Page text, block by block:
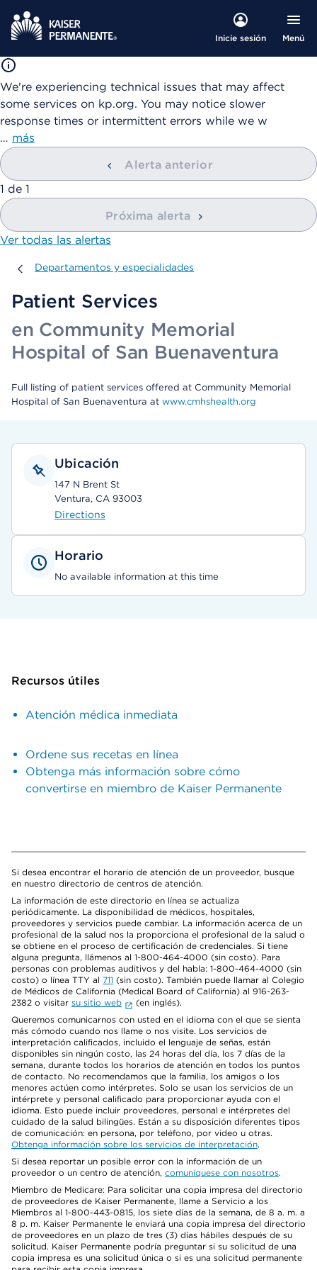
Inicie sesión Menú
We're experiencing technical issues that may affect
some services on kp.org. You may notice slower
response times or intermittent errors while we w
… más
Alerta anterior
mostrando
1 de 1
Próxima alerta
Ver todas las alertas
Departamentos y especialidades
Departamentos y especialidades
Patient Services
en Community Memorial
Hospital of San Buenaventura
Full listing of patient services offered at Community Memorial
Hospital of San Buenaventura at www.cmhshealth.org
Ubicación
147 N Brent St
Ventura, CA 93003
Directions
Horario
No available information at this time
Recursos útiles
Atención médica inmediata
Ordene sus recetas en línea
Obtenga más información sobre cómo
convertirse en miembro de Kaiser Permanente
Si desea encontrar el horario de atención de un proveedor, busque
en nuestro directorio de centros de atención.
La información de este directorio en línea se actualiza
periódicamente. La disponibilidad de médicos, hospitales,
proveedores y servicios puede cambiar. La información acerca de un
profesional de la salud nos la proporciona el profesional de la salud o
se obtiene en el proceso de certificación de credenciales. Si tiene
alguna pregunta, llámenos al 1-800-464-4000 (sin costo). Para
personas con problemas auditivos y del habla: 1-800-464-4000 (sin
costo) o línea TTY al 711 (sin costo). También puede llamar al Colegio
de Médicos de California (Medical Board of California) al 916-263-
2382 o visitar su sitio web
(en inglés).
Queremos comunicarnos con usted en el idioma con el que se sienta
más cómodo cuando nos llame o nos visite. Los servicios de
interpretación calificados, incluido el lenguaje de señas, están
disponibles sin ningún costo, las 24 horas del día, los 7 días de la
semana, durante todos los horarios de atención en todos los puntos
de contacto. No recomendamos que la familia, los amigos o los
menores actúen como intérpretes. Solo se usan los servicios de un
intérprete y personal calificado para proporcionar ayuda con el
idioma. Esto puede incluir proveedores, personal e intérpretes del
cuidado de la salud bilingües. Están a su disposición diferentes tipos
de comunicación: en persona, por teléfono, por video u otras.
Obtenga información sobre los servicios de interpretación.
Si desea reportar un posible error con la información de un
proveedor o un centro de atención, comuníquese con nosotros.
Miembro de Medicare: Para solicitar una copia impresa del directorio
de proveedores de Kaiser Permanente, llame a Servicio a los
Miembros al 1-800-443-0815, los siete días de la semana, de 8 a. m. a
8 p. m. Kaiser Permanente le enviará una copia impresa del directorio
de proveedores en un plazo de tres (3) días hábiles después de su
solicitud. Kaiser Permanente podría preguntar si su solicitud de una
copia impresa es una solicitud única o si es una solicitud permanente